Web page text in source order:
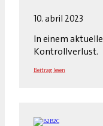
10. abril 2023
In einem
Kontrollverlust.
Beitrag lesen